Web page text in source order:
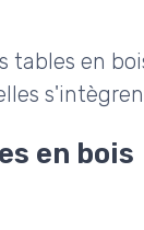
tables en
en bois